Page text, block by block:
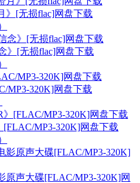
》[无损flac]网盘下载
》[无损flac]网盘下载
MP3-320K]网盘下载
MP3-320K]网盘下载
原声大碟[FLAC/MP3-320K]网